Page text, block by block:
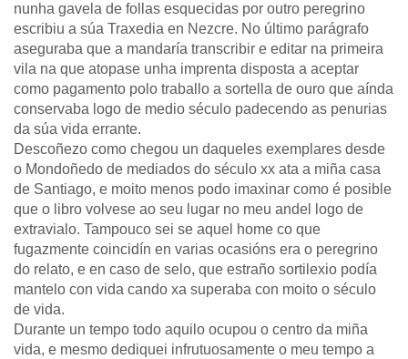
nunha gavela de follas esquecidas por outro peregrino
escribiu a súa Traxedia en Nezcre. No último parágrafo
aseguraba que a mandaría transcribir e editar na primeira
vila na que atopase unha imprenta disposta a aceptar
como pagamento polo traballo a sortella de ouro que aínda
conservaba logo de medio século padecendo as penurias
da súa vida errante.
Descoñezo como chegou un daqueles exemplares desde
o Mondoñedo de mediados do século xx ata a miña casa
de Santiago, e moito menos podo imaxinar como é posible
que o libro volvese ao seu lugar no meu andel logo de
extravialo. Tampouco sei se aquel home co que
fugazmente coincidín en varias ocasións era o peregrino
do relato, e en caso de selo, que estraño sortilexio podía
mantelo con vida cando xa superaba con moito o século
de vida.
Durante un tempo todo aquilo ocupou o centro da miña
vida, e mesmo dediquei infrutuosamente o meu tempo a